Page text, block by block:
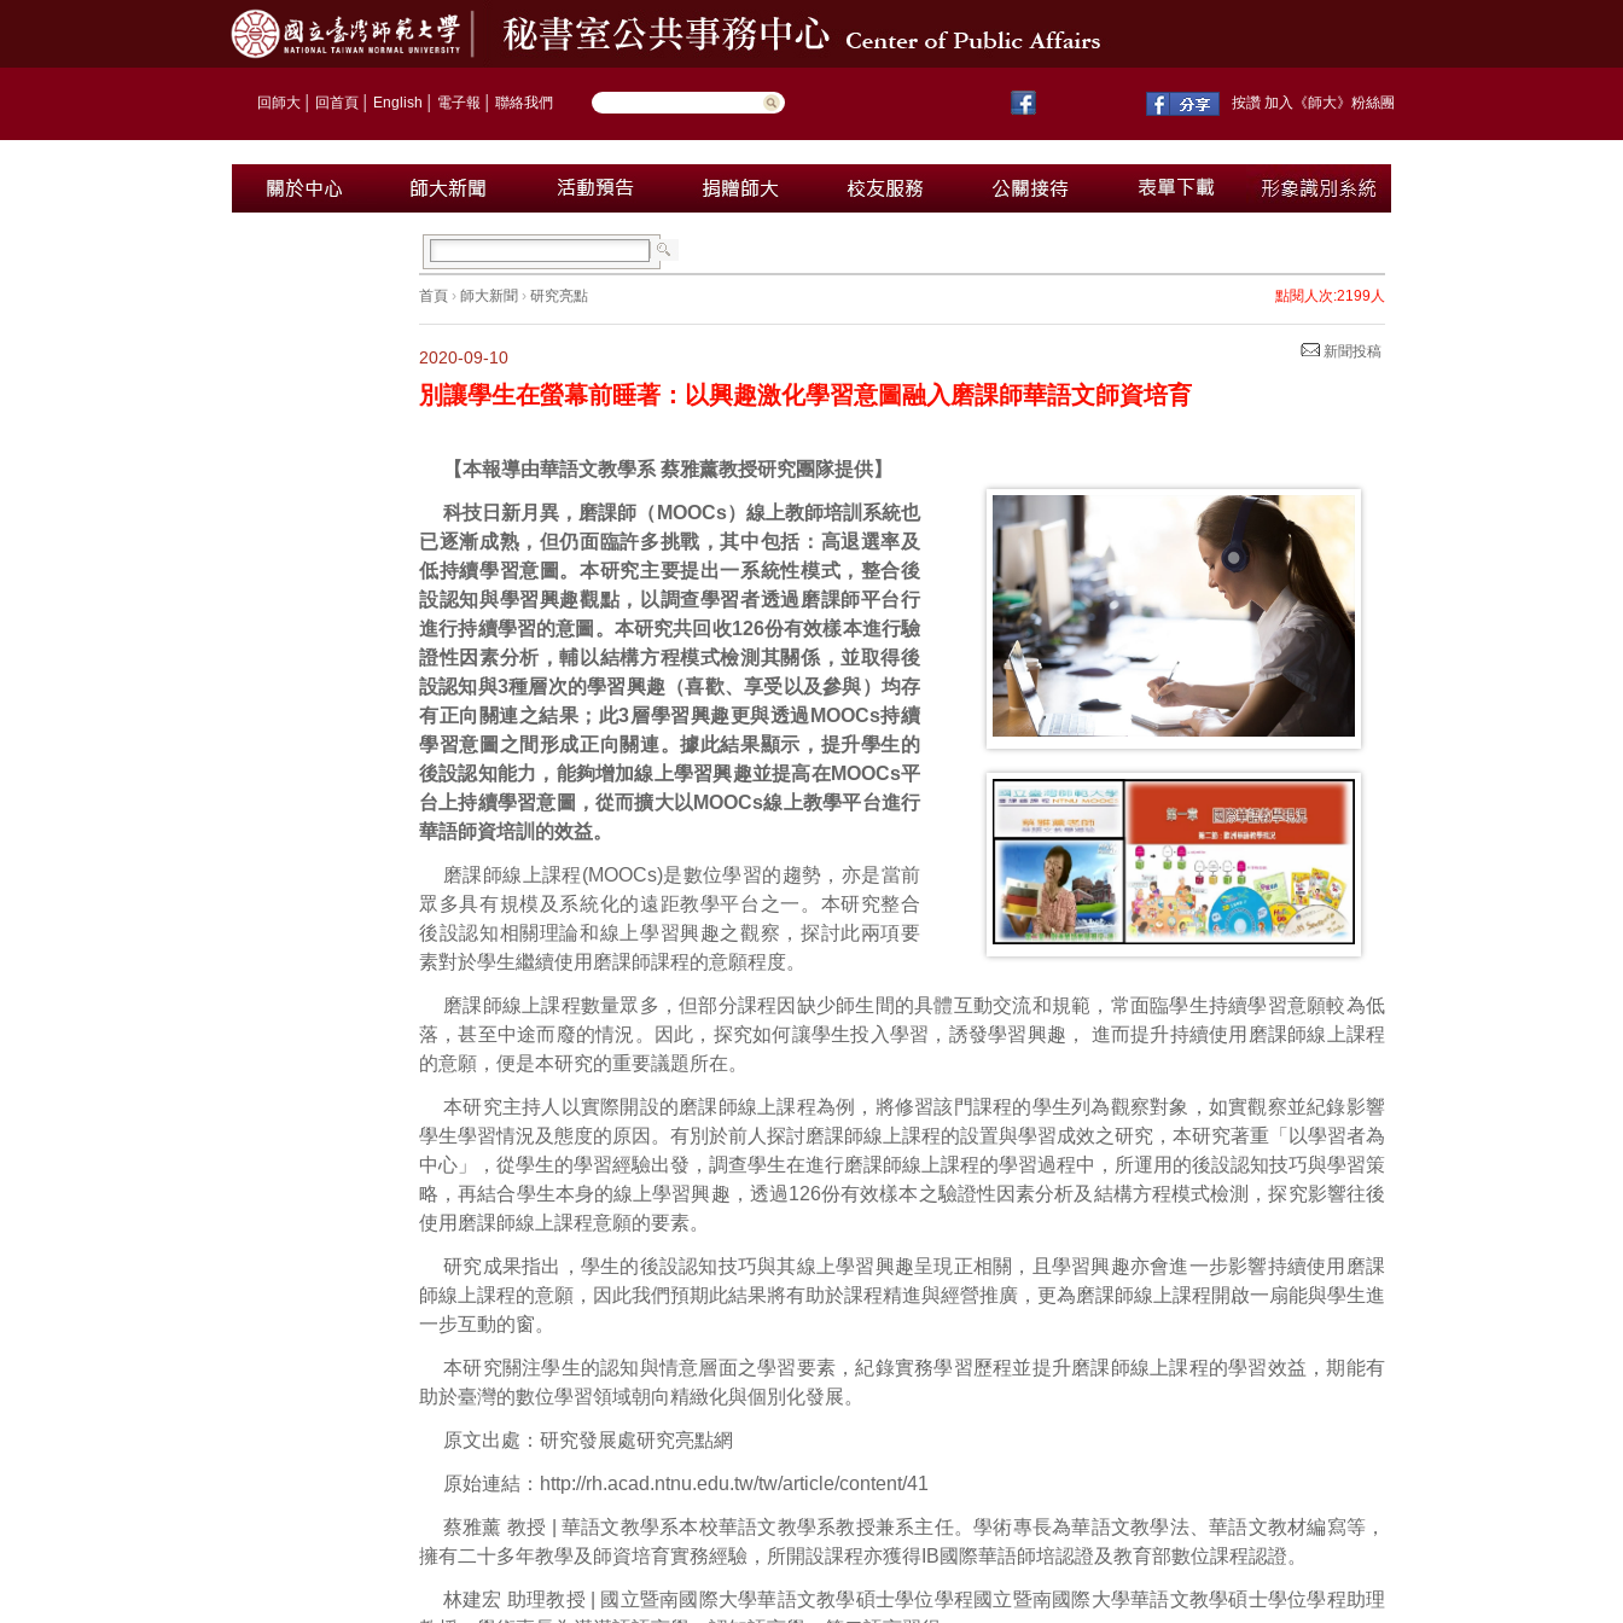
回師大 回首頁 English 電子報 聯絡我們 按讚 加入《師大》粉絲團
首頁 › 師大新聞 › 研究亮點 點閱人次:2199人
新聞投稿
2020-09-10
別讓學生在螢幕前睡著：以興趣激化學習意圖融入磨課師華語文師資培育
【本報導由華語文教學系 蔡雅薰教授研究團隊提供】
科技日新月異，磨課師（MOOCs）線上教師培訓系統也
已逐漸成熟，但仍面臨許多挑戰，其中包括：高退選率及
低持續學習意圖。本研究主要提出一系統性模式，整合後
設認知與學習興趣觀點，以調查學習者透過磨課師平台行
進行持續學習的意圖。本研究共回收126份有效樣本進行驗
證性因素分析，輔以結構方程模式檢測其關係，並取得後
設認知與3種層次的學習興趣（喜歡、享受以及參與）均存
有正向關連之結果；此3層學習興趣更與透過MOOCs持續
學習意圖之間形成正向關連。據此結果顯示，提升學生的
後設認知能力，能夠增加線上學習興趣並提高在MOOCs平
台上持續學習意圖，從而擴大以MOOCs線上教學平台進行
華語師資培訓的效益。
磨課師線上課程(MOOCs)是數位學習的趨勢，亦是當前
眾多具有規模及系統化的遠距教學平台之一。本研究整合
後設認知相關理論和線上學習興趣之觀察，探討此兩項要
素對於學生繼續使用磨課師課程的意願程度。
磨課師線上課程數量眾多，但部分課程因缺少師生間的具體互動交流和規範，常面臨學生持續學習意願較為低
落，甚至中途而廢的情況。因此，探究如何讓學生投入學習，誘發學習興趣， 進而提升持續使用磨課師線上課程
的意願，便是本研究的重要議題所在。
本研究主持人以實際開設的磨課師線上課程為例，將修習該門課程的學生列為觀察對象，如實觀察並紀錄影響
學生學習情況及態度的原因。有別於前人探討磨課師線上課程的設置與學習成效之研究，本研究著重「以學習者為
中心」，從學生的學習經驗出發，調查學生在進行磨課師線上課程的學習過程中，所運用的後設認知技巧與學習策
略，再結合學生本身的線上學習興趣，透過126份有效樣本之驗證性因素分析及結構方程模式檢測，探究影響往後
使用磨課師線上課程意願的要素。
研究成果指出，學生的後設認知技巧與其線上學習興趣呈現正相關，且學習興趣亦會進一步影響持續使用磨課
師線上課程的意願，因此我們預期此結果將有助於課程精進與經營推廣，更為磨課師線上課程開啟一扇能與學生進
一步互動的窗。
本研究關注學生的認知與情意層面之學習要素，紀錄實務學習歷程並提升磨課師線上課程的學習效益，期能有
助於臺灣的數位學習領域朝向精緻化與個別化發展。
原文出處： 研究發展處研究亮點網
原始連結： http://rh.acad.ntnu.edu.tw/tw/article/content/41
蔡雅薰 教授 | 華語文教學系本校華語文教學系教授兼系主任。學術專長為華語文教學法、華語文教材編寫等，
擁有二十多年教學及師資培育實務經驗，所開設課程亦獲得IB國際華語師培認證及教育部數位課程認證。
林建宏 助理教授 | 國立暨南國際大學華語文教學碩士學位學程國立暨南國際大學華語文教學碩士學位學程助理